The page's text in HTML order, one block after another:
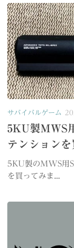
サバイバルゲーム
5KU製MWS
テンション
5KU製のMWS用
を買ってみま...